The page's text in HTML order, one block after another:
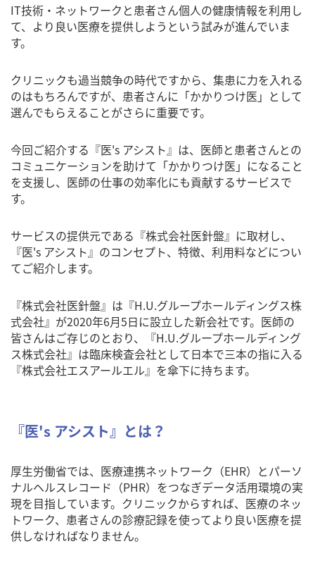
IT技術・ネットワークと患者さん個人の健康情報を利用し
て、より良い医療を提供しようという試みが進んでいま
す。
クリニックも過当競争の時代ですから、集患に力を入れる
のはもちろんですが、患者さんに「かかりつけ医」として
選んでもらえることがさらに重要です。
今回ご紹介する『医's アシスト』は、医師と患者さんとの
コミュニケーションを助けて「かかりつけ医」になること
を支援し、医師の仕事の効率化にも貢献するサービスで
す。
サービスの提供元である『株式会社医針盤』に取材し、
『医's アシスト』のコンセプト、特徴、利用料などについ
てご紹介します。
『株式会社医針盤』は『H.U.グループホールディングス株
式会社』が2020年6月5日に設立した新会社です。医師の
皆さんはご存じのとおり、『H.U.グループホールディング
ス株式会社』は臨床検査会社として日本で三本の指に入る
『株式会社エスアールエル』を傘下に持ちます。
『医's アシスト』とは？
厚生労働省では、医療連携ネットワーク（EHR）とパーソ
ナルヘルスレコード（PHR）をつなぎデータ活用環境の実
現を目指しています。クリニックからすれば、医療のネッ
トワーク、患者さんの診療記録を使ってより良い医療を提
供しなければなりません。